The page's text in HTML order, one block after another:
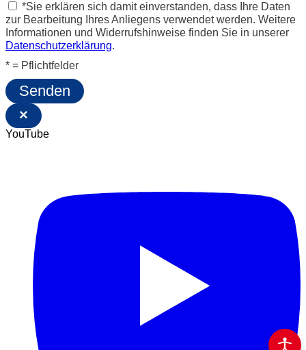
*Sie erklären sich damit einverstanden, dass Ihre Daten
zur Bearbeitung Ihres Anliegens verwendet werden. Weitere
Informationen und Widerrufshinweise finden Sie in unserer
Datenschutzerklärung.
* = Pflichtfelder
Senden
×
YouTube